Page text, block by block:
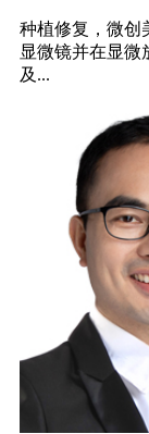
种植修复，微创
显微镜并在显微
及...